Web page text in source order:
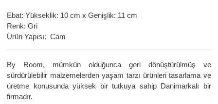
Ebat: Yükseklik: 10 cm x Genişlik: 11 cm
Renk: Gri
Ürün Yapısı: Cam
By Room, mümkün olduğunca geri dönüştürülmüş ve
sürdürülebilir malzemelerden yaşam tarzı ürünleri tasarlama ve
üretme konusunda yüksek bir tutkuya sahip Danimarkalı bir
firmadır.